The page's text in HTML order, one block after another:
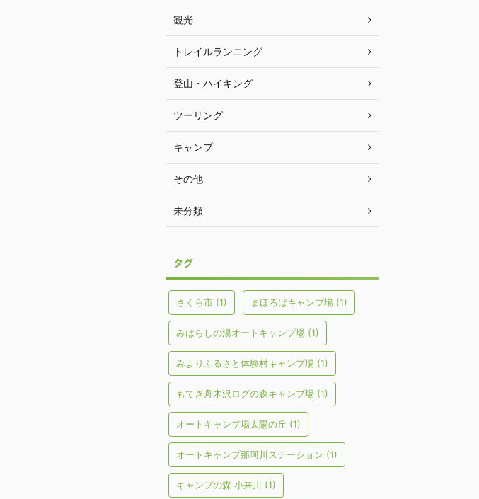
観光
トレイルランニング
登山・ハイキング
ツーリング
キャンプ
その他
未分類
タグ
さくら市 (1) まほろばキャンプ場 (1)
みはらしの湯オートキャンプ場 (1)
みよりふるさと体験村キャンプ場 (1)
もてぎ舟木沢ログの森キャンプ場 (1)
オートキャンプ場太陽の丘 (1)
オートキャンプ那珂川ステーション (1)
キャンプの森 小来川 (1)